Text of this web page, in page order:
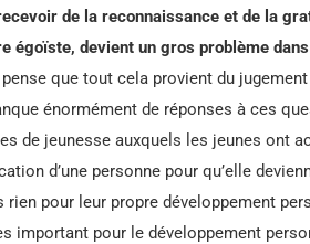
de la reconnaissance et de la
égoïste, devient un gros problème
que tout cela provient du
énormément de réponses à ces
de jeunesse auxquels les jeunes ont
d’une personne pour qu’elle
pour leur propre développement
important pour le développement